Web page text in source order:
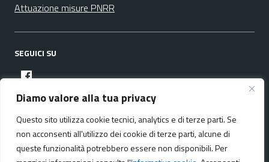
Diamo valore alla tua privacy
Questo sito utilizza cookie tecnici, analytics e di terze parti. Se
non acconsenti all'utilizzo dei cookie di terze parti, alcune di
queste funzionalità potrebbero essere non disponibili. Per
Attuazione misure PNRR
SEGUICI SU
facebook
Media policy Mappa del sito